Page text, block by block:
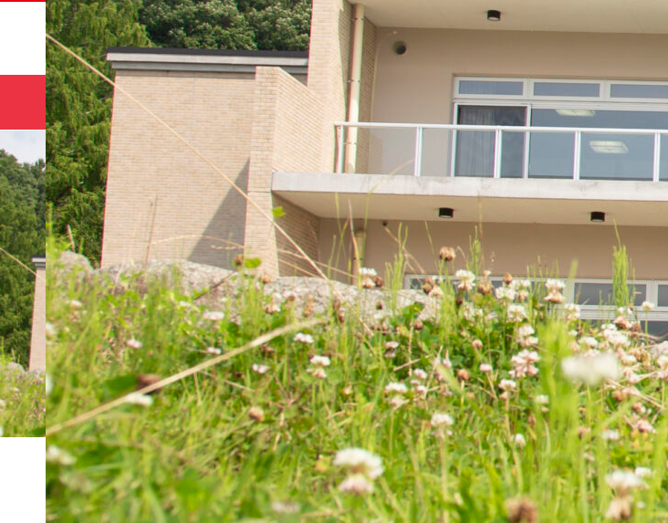
HOME
サマー
キャンプ🌻
コース 施設紹介 料金プラン スケジュール
ホーム
トピックス一覧
河口湖 1
2024年3月27日